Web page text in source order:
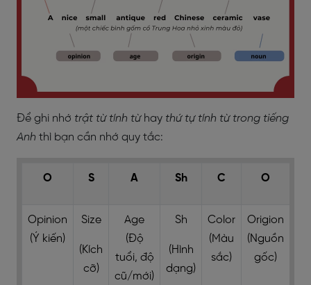
Để ghi nhớ trật từ tính từhay thứ tự tính từ trong tiếng
Anh thì bạn cần nhớ quy tắc:
O S A Sh C O
Opinion
(Ý kiến)
Size
(Kích
cỡ)
Age
(Độ
tuổi, độ
cũ/mới)
Sh
(Hình
dạng)
Color
(Màu
sắc)
Origion
(Nguồn
gốc)